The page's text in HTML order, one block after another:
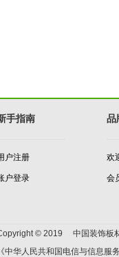
手指南
户注册
户登录
品
欢
会
© 2019 中国装饰板
《中华人民共和国电信与信息